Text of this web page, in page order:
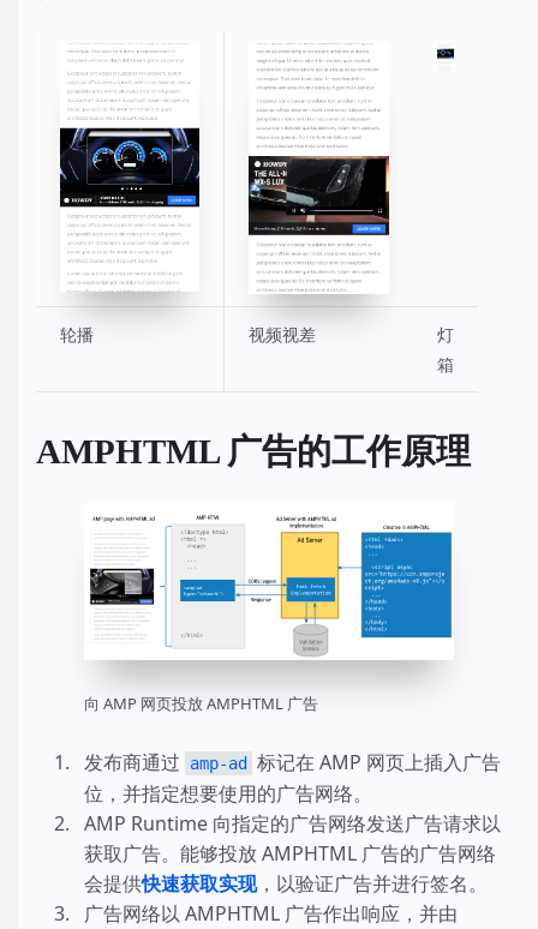
轮播 视频视差
灯
箱
AMPHTML 广告的工作原理
向 AMP 网页投放 AMPHTML 广告
发布商通过 amp-ad
标记在 AMP 网页上插入广告
位，并指定想要使用的广告网络。
AMP Runtime 向指定的广告网络发送广告请求以
获取广告。能够投放 AMPHTML 广告的广告网络
会提供快速获取实现，以验证广告并进行签名。
广告网络以 AMPHTML 广告作出响应，并由